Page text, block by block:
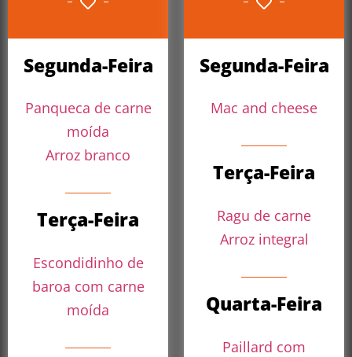
Segunda-Feira
Panqueca de carne
moída
Arroz branco
Terça-Feira
Escondidinho de
baroa com carne
moída
Segunda-Feira
Mac and cheese
Terça-Feira
Ragu de carne
Arroz integral
Quarta-Feira
Paillard com